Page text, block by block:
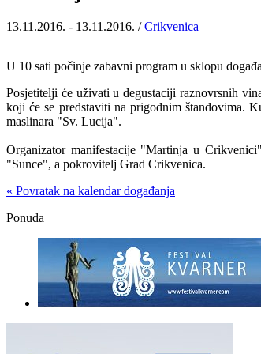
13.11.2016. - 13.11.2016. /Crikvenica
U 10 sati počinje zabavni program u sklopu
Posjetitelji će uživati u degustaciji raznovrsnih
koji će se predstaviti na prigodnim štandovima.
maslinara "Sv. Lucija".
Organizator manifestacije "Martinja u
"Sunce", a pokrovitelj Grad Crikvenica.
« Povratak na kalendar događanja
Ponuda